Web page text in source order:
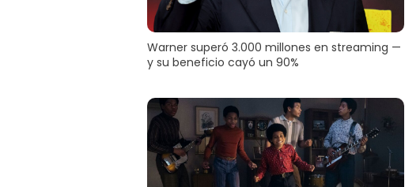
Warner superó 3.000 millones en streaming —
y su beneficio cayó un 90%